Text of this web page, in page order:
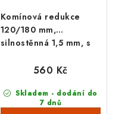
Komínová redukce
120/180 mm,
silnostěnná 1,5 mm, s
Skladem - dodání do
7 dnů
560 Kč